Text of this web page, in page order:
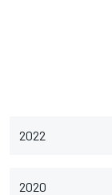
2022
2020